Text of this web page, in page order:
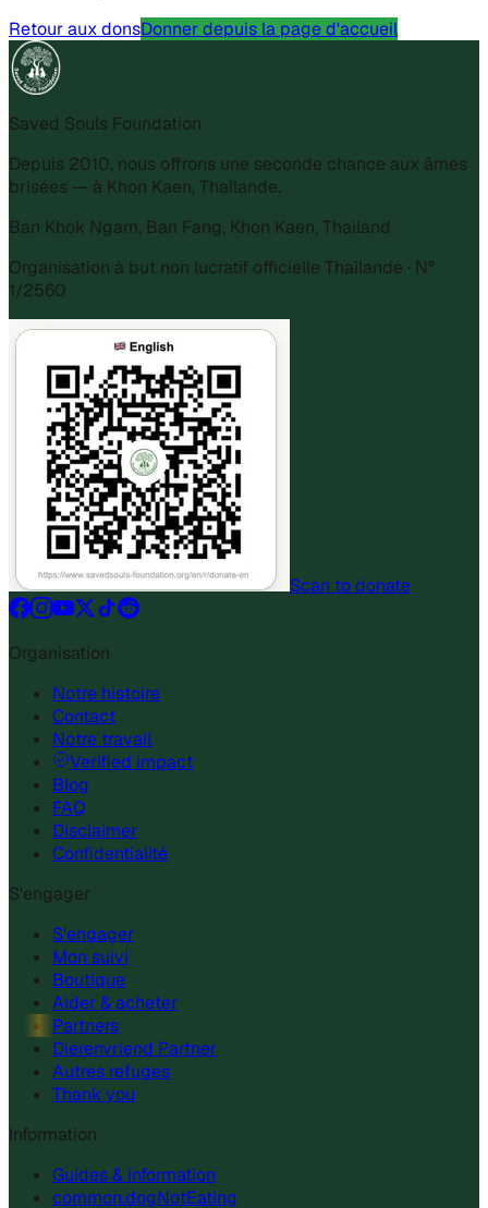
Retour aux donsDonner depuis la page d'accueil
Saved Souls Foundation
Depuis 2010, nous offrons une seconde chance aux âmes
brisées — à Khon Kaen, Thaïlande.
Ban Khok Ngam, Ban Fang, Khon Kaen, Thailand
Organisation à but non lucratif officielle Thaïlande · N°
1/2560
Scan to donate
Organisation
Notre histoire
Contact
Notre travail
Verified impact
Blog
FAQ
Disclaimer
Confidentialité
S'engager
S'engager
Mon suivi
Boutique
Aider & acheter
Partners
Dierenvriend Partner
Autres refuges
Thank you
Information
Guides & information
common.dogNotEating